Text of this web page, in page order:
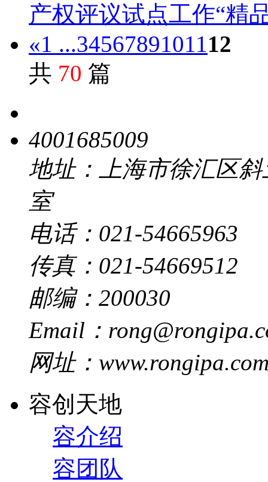
产权评议试点工作“精
«1 ...3456789101112
共 70 篇
4001685009
地址：上海市徐汇区斜
室
电话：021-54665963
传真：021-54669512
邮编：200030
Email：
网址：
容创天地
容介绍
容团队